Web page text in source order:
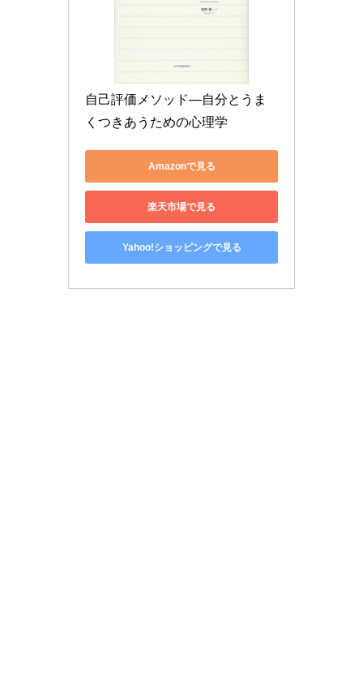
自己評価メソッド―自分とうま
くつきあうための心理学
Amazonで見る
楽天市場で見る
Yahoo!ショッピングで見る